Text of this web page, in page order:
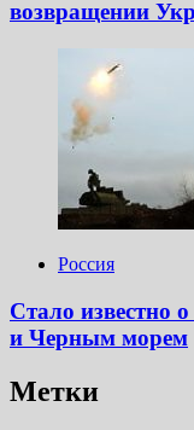
возвращении
Россия
Стало известно
и Черным морем
Метки